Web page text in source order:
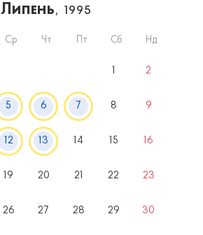
Липень, 1995
Ср Чт Пт Сб Нд
2
5 6 7 8 9
12 13 14 15 16
19 20 21 22 23
26 27 28 29 30